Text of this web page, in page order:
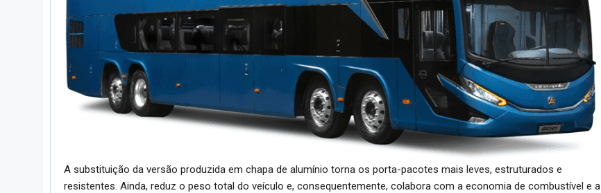
A substituição da versão produzida em chapa de alumínio torna os porta-pacotes mais leves, estruturados e
resistentes. Ainda, reduz o peso total do veículo e, consequentemente, colabora com a economia de combustível e a